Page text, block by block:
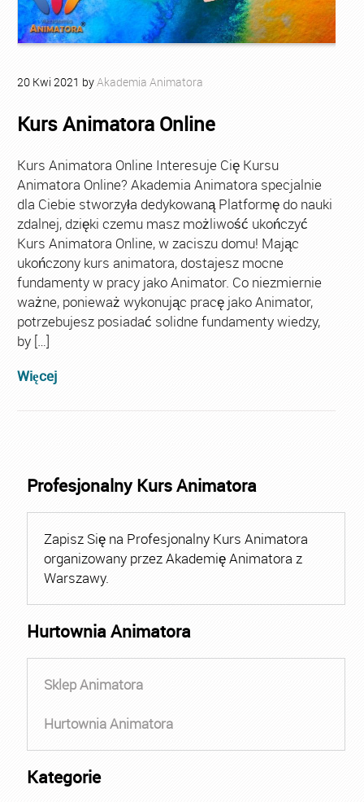
20 Kwi 2021 byAkademia Animatora
Kurs Animatora Online
Kurs Animatora Online Interesuje Cię Kursu
Animatora Online? Akademia Animatora specjalnie
dla Ciebie stworzyła dedykowaną Platformę do nauki
zdalnej, dzięki czemu masz możliwość ukończyć
Kurs Animatora Online, w zaciszu domu! Mając
ukończony kurs animatora, dostajesz mocne
fundamenty w pracy jako Animator. Co niezmiernie
ważne, ponieważ wykonując pracę jako Animator,
potrzebujesz posiadać solidne fundamenty wiedzy,
by […]
Więcej
Profesjonalny Kurs Animatora
Zapisz Się na Profesjonalny Kurs Animatora
organizowany przez Akademię Animatora z
Warszawy.
Hurtownia Animatora
Sklep Animatora
Hurtownia Animatora
Kategorie